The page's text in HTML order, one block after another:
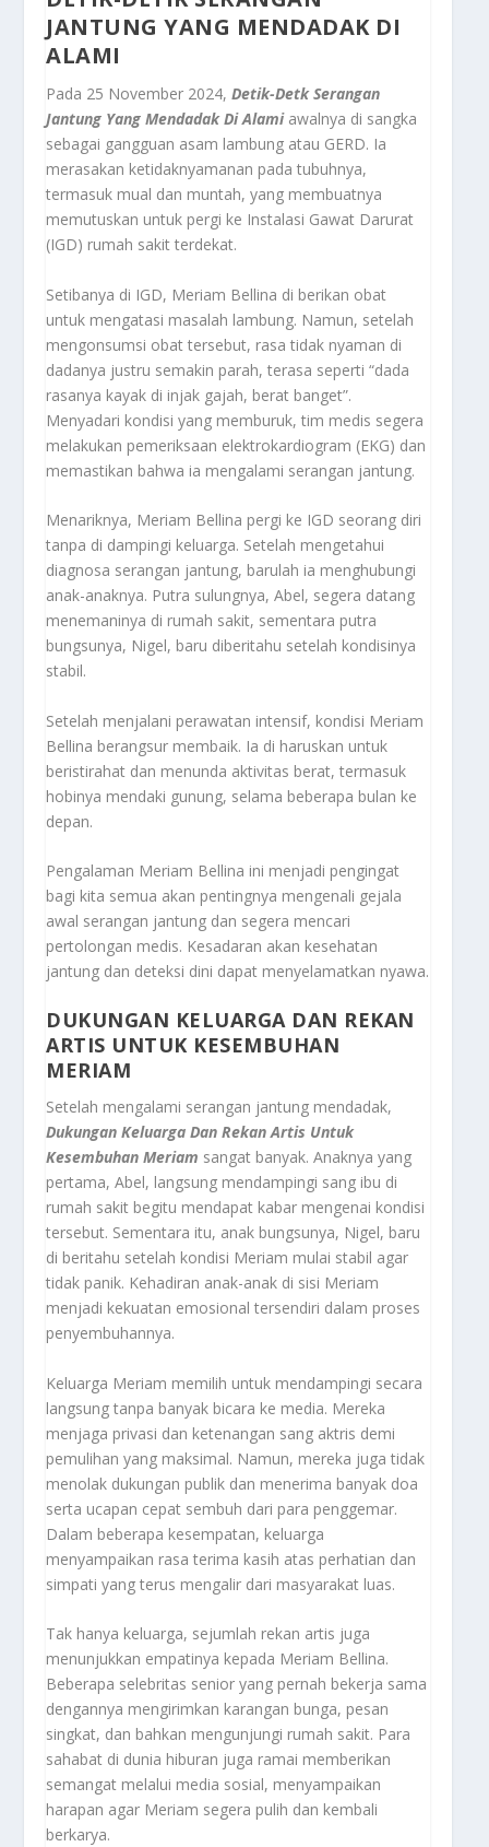
JANTUNG YANG MENDADAK DI
ALAMI
Pada 25 November 2024,Detik-Detk Serangan
Jantung Yang Mendadak Di Alamiawalnya di sangka
sebagai gangguan asam lambung atau GERD. Ia
merasakan ketidaknyamanan pada tubuhnya,
termasuk mual dan muntah, yang membuatnya
memutuskan untuk pergi ke Instalasi Gawat Darurat
(IGD) rumah sakit terdekat.
Setibanya di IGD, Meriam Bellina di berikan obat
untuk mengatasi masalah lambung. Namun, setelah
mengonsumsi obat tersebut, rasa tidak nyaman di
dadanya justru semakin parah, terasa seperti “dada
rasanya kayak di injak gajah, berat banget”.
Menyadari kondisi yang memburuk, tim medis segera
melakukan pemeriksaan elektrokardiogram (EKG) dan
memastikan bahwa ia mengalami serangan jantung.
Menariknya, Meriam Bellina pergi ke IGD seorang diri
tanpa di dampingi keluarga. Setelah mengetahui
diagnosa serangan jantung, barulah ia menghubungi
anak-anaknya. Putra sulungnya, Abel, segera datang
menemaninya di rumah sakit, sementara putra
bungsunya, Nigel, baru diberitahu setelah kondisinya
stabil.
Setelah menjalani perawatan intensif, kondisi Meriam
Bellina berangsur membaik. Ia di haruskan untuk
beristirahat dan menunda aktivitas berat, termasuk
hobinya mendaki gunung, selama beberapa bulan ke
depan.
Pengalaman Meriam Bellina ini menjadi pengingat
bagi kita semua akan pentingnya mengenali gejala
awal serangan jantung dan segera mencari
pertolongan medis. Kesadaran akan kesehatan
jantung dan deteksi dini dapat menyelamatkan nyawa.
DUKUNGAN KELUARGA DAN REKAN
ARTIS UNTUK KESEMBUHAN
MERIAM
Setelah mengalami serangan jantung mendadak,
Dukungan Keluarga Dan Rekan Artis Untuk
Kesembuhan Meriam sangat banyak. Anaknya yang
pertama, Abel, langsung mendampingi sang ibu di
rumah sakit begitu mendapat kabar mengenai kondisi
tersebut. Sementara itu, anak bungsunya, Nigel, baru
di beritahu setelah kondisi Meriam mulai stabil agar
tidak panik. Kehadiran anak-anak di sisi Meriam
menjadi kekuatan emosional tersendiri dalam proses
penyembuhannya.
Keluarga Meriam memilih untuk mendampingi secara
langsung tanpa banyak bicara ke media. Mereka
menjaga privasi dan ketenangan sang aktris demi
pemulihan yang maksimal. Namun, mereka juga tidak
menolak dukungan publik dan menerima banyak doa
serta ucapan cepat sembuh dari para penggemar.
Dalam beberapa kesempatan, keluarga
menyampaikan rasa terima kasih atas perhatian dan
simpati yang terus mengalir dari masyarakat luas.
Tak hanya keluarga, sejumlah rekan artis juga
menunjukkan empatinya kepada Meriam Bellina.
Beberapa selebritas senior yang pernah bekerja sama
dengannya mengirimkan karangan bunga, pesan
singkat, dan bahkan mengunjungi rumah sakit. Para
sahabat di dunia hiburan juga ramai memberikan
semangat melalui media sosial, menyampaikan
harapan agar Meriam segera pulih dan kembali
berkarya.